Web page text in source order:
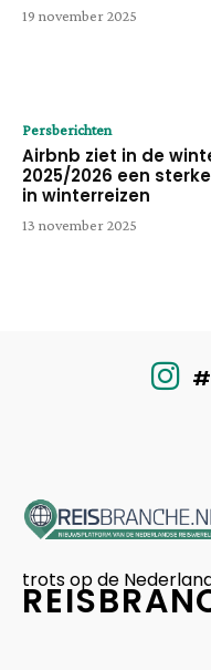
19 november 2025
Persberichten
Airbnb ziet in de
2025/2026 een
in winterreizen
13 november 2025
trots op de